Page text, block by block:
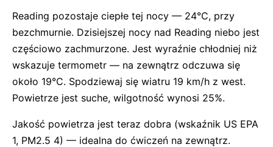
Reading pozostaje ciepłe tej nocy — 24°C, przy
bezchmurnie. Dzisiejszej nocy nad Reading niebo jest
częściowo zachmurzone. Jest wyraźnie chłodniej niż
wskazuje termometr — na zewnątrz odczuwa się
około 19°C. Spodziewaj się wiatru 19 km/h z west.
Powietrze jest suche, wilgotność wynosi 25%.
Jakość powietrza jest teraz dobra (wskaźnik US EPA
1, PM2.5 4) — idealna do ćwiczeń na zewnątrz.